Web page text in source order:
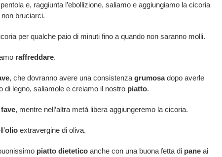
e, raggiunta l’ebollizione, saliamo e aggiungiamo la cicoria
bruciarci.
per qualche paio di minuti fino a quando non saranno molli.
raffreddare.
, che dovranno avere una consistenza grumosadopo averle
di legno, saliamole e creiamo il nostro piatto.
fave, mentre nell’altra metà libera aggiungeremo la cicoria.
olioextravergine di oliva.
piatto dieteticoanche con una buona fetta di paneai